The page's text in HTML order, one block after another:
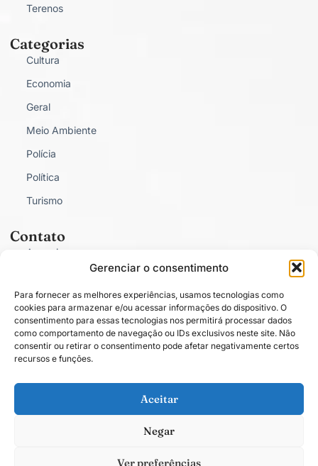
Gerenciar o consentimento
Para fornecer as melhores experiências, usamos tecnologias como
cookies para armazenar e/ou acessar informações do dispositivo. O
consentimento para essas tecnologias nos permitirá processar dados
como comportamento de navegação ou IDs exclusivos neste site. Não
consentir ou retirar o consentimento pode afetar negativamente certos
recursos e funções.
Aceitar
Negar
Ver preferências
Terenos
Categorias
Cultura
Economia
Geral
Meio Ambiente
Polícia
Política
Turismo
Contato
Anunciar
Política de Privacidade
Todos os direitos estão reservados. O conteúdo publicado em blogs, colunas